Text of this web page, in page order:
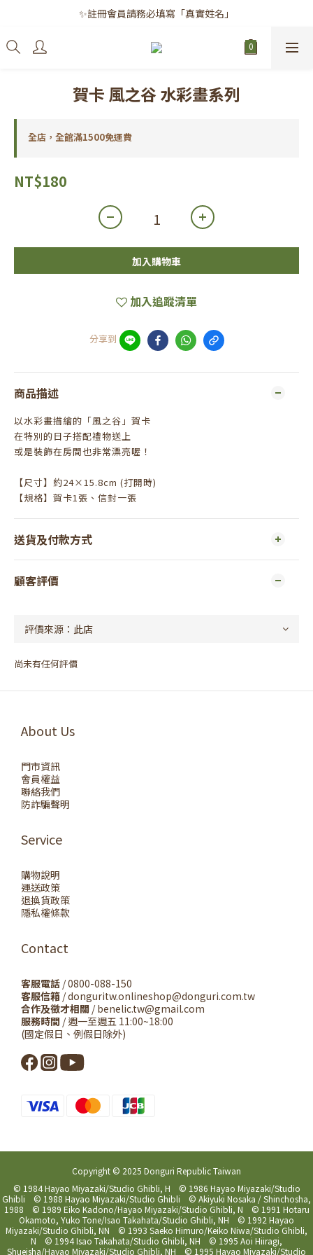
✨註冊會員請務必填寫「真實姓名」
✨註冊會員請務必填寫「真實姓名」
｜每月8日｜會員滿千免運日
賀卡 風之谷 水彩畫系列
全店，全館滿1500免運費
NT$180
加入購物車
加入追蹤清單
分享到
商品描述
以水彩畫描繪的「風之谷」賀卡
在特別的日子搭配禮物送上
或是裝飾在房間也非常漂亮喔！
【尺寸】約24×15.8cm (打開時)
【規格】賀卡1張、信封一張
送貨及付款方式
顧客評價
尚未有任何評價
About Us
門市資訊
會員權益
聯絡我們
防詐騙聲明
Service
購物說明
運送政策
退換貨政策
隱私權條款
Contact
客服電話 / 0800-088-150
客服信箱 / donguritw.onlineshop@donguri.com.tw
合作及徵才相關 / benelic.tw@gmail.com
服務時間 / 週一至週五 11:00~18:00
(國定假日、例假日除外)
Copyright © 2025 Donguri Republic Taiwan
© 1984 Hayao Miyazaki/Studio Ghibli, H © 1986 Hayao Miyazaki/Studio
Ghibli © 1988 Hayao Miyazaki/Studio Ghibli © Akiyuki Nosaka / Shinchosha,
1988 © 1989 Eiko Kadono/Hayao Miyazaki/Studio Ghibli, N © 1991 Hotaru
Okamoto, Yuko Tone/Isao Takahata/Studio Ghibli, NH © 1992 Hayao
Miyazaki/Studio Ghibli, NN © 1993 Saeko Himuro/Keiko Niwa/Studio Ghibli,
N © 1994 Isao Takahata/Studio Ghibli, NH © 1995 Aoi Hiiragi,
Shueisha/Hayao Miyazaki/Studio Ghibli, NH © 1995 Hayao Miyazaki/Studio